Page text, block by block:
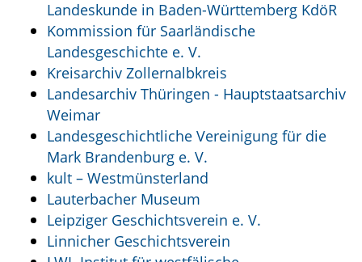
Landeskunde in Baden-Württemberg KdöR
Kommission für Saarländische
Landesgeschichte e. V.
Kreisarchiv Zollernalbkreis
Landesarchiv Thüringen - Hauptstaatsarchiv
Weimar
Landesgeschichtliche Vereinigung für die
Mark Brandenburg e. V.
kult – Westmünsterland
Lauterbacher Museum
Leipziger Geschichtsverein e. V.
Linnicher Geschichtsverein